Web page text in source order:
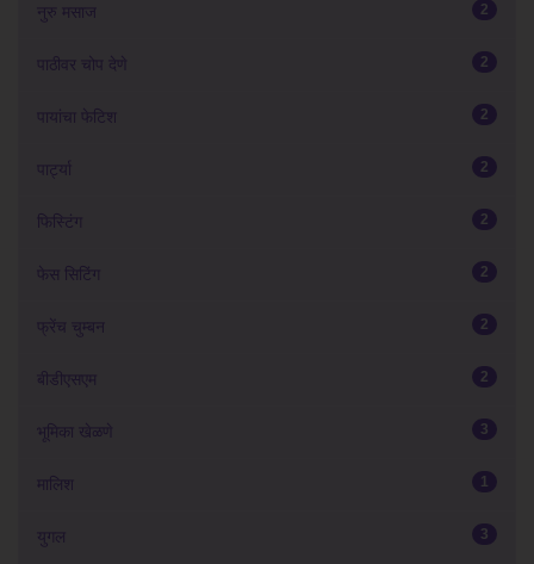
नुरु मसाज 2
पाठीवर चोप देणे 2
पायांचा फेटिश 2
पार्ट्या 2
फिस्टिंग 2
फेस सिटिंग 2
फ्रेंच चुम्बन 2
बीडीएसएम 2
भूमिका खेळणे 3
मालिश 1
युगल 3